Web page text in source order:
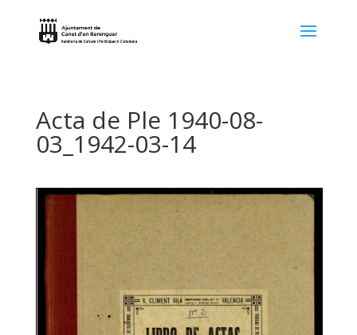
Acta de Ple 1940-08-
03_1942-03-14